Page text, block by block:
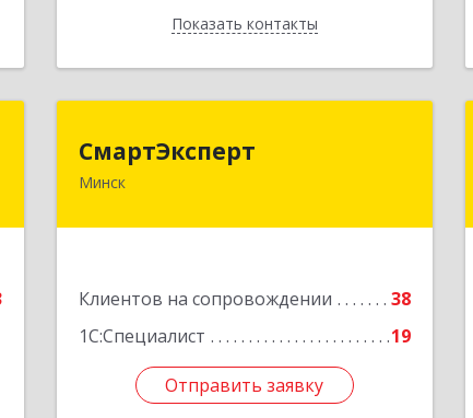
Показать контакты
Назад
СмартЭксперт
Минск
Клиентов на сопровождении
38
1С:Специалист
19
Отправить заявку
Подробнее
Отправить заявку